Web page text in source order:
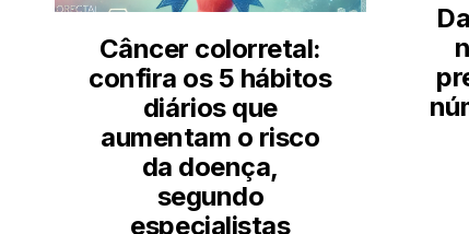
Câncer colorretal:
confira os 5 hábitos
diários que
aumentam o risco
da doença,
segundo
especialistas